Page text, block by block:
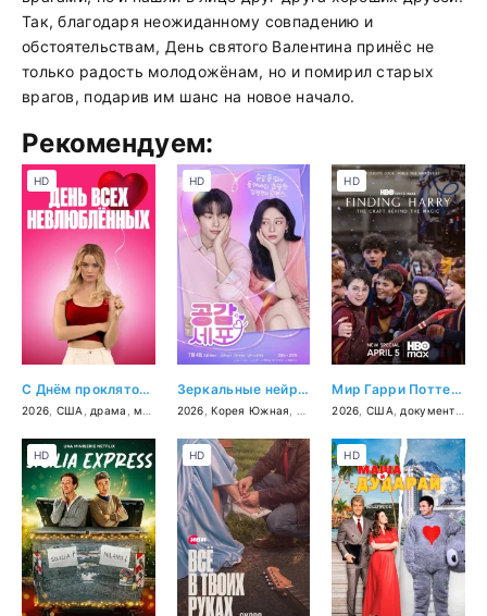
Так, благодаря неожиданному совпадению и
обстоятельствам, День святого Валентина принёс не
только радость молодожёнам, но и помирил старых
врагов, подарив им шанс на новое начало.
Рекомендуем:
С Днём проклятого Валентина!
2026 США драма ,мелодрама , комедия
HD
Зеркальные нейроны
2026 ,Корея Южная мелодрама ,фэнтези
HD
Мир Гарри Поттера: Мастерство, стоящее за магией
2026 США документальный
HD
HD HD HD